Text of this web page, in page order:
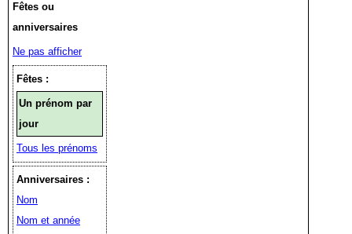
Fêtes ou
anniversaires
Ne pas afficher
Fêtes :
Un prénom par
jour
Tous les prénoms
Anniversaires :
Nom
Nom et année